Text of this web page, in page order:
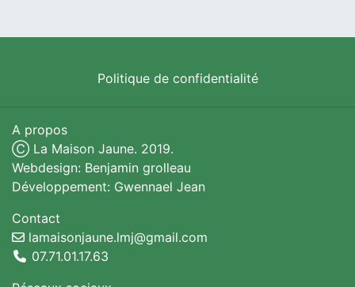
Politique de confidentialité
A propos
Ⓒ La Maison Jaune. 2019.
Webdesign: Benjamin grolleau
Développement: Gwennael Jean
Contact
lamaisonjaune.lmj@gmail.com
07.71.01.17.63